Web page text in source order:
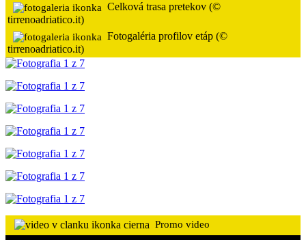
Celková trasa pretekov (©
tirrenoadriatico.it)
Fotogaléria profilov etáp (©
tirrenoadriatico.it)
Promo video